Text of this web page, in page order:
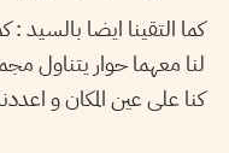
كما التقينا ايضا بالسيد
لنا معهما حوار يتناول
كنا على عين المكان و